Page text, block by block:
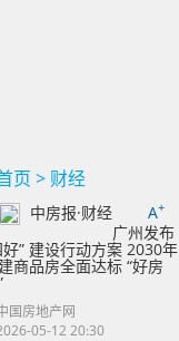
页 > 财经
中房报·财经 A+
广州发布
好” 建设行动方案 2030年
商品房全面达标 “好房
国房地产网
05-12 20:30